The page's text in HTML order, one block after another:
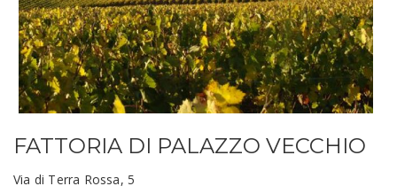
FATTORIA DI PALAZZO VECCHIO
Via di Terra Rossa, 5